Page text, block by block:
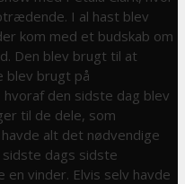
I al hast blev
kom med et budskab om
Den blev brugt til at
blev brugt på
den sidste dag blev
til de dele, som
alt det nødvendige
sidste dags sidste
vinder. Elvis selv havde